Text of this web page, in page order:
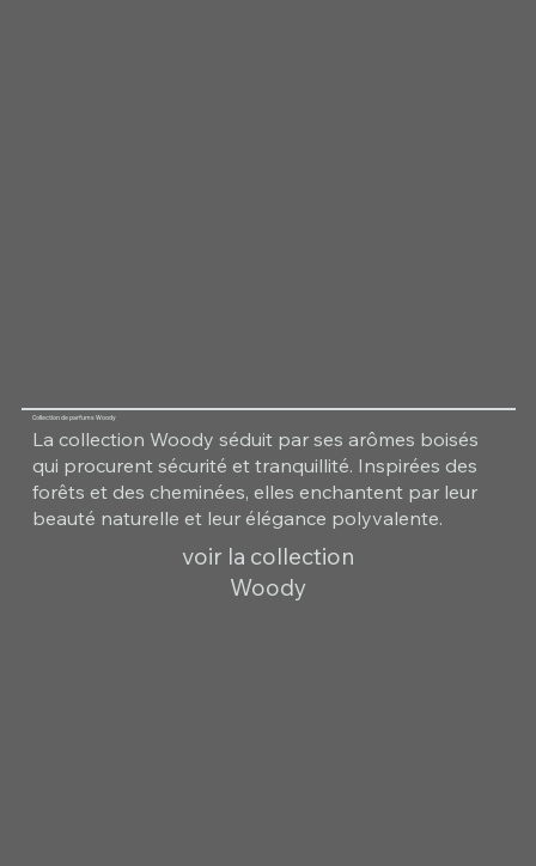
Collection de parfums Woody
La collection Woody séduit par ses arômes boisés
qui procurent sécurité et tranquillité. Inspirées des
forêts et des cheminées, elles enchantent par leur
beauté naturelle et leur élégance polyvalente.
voir la collection
Woody